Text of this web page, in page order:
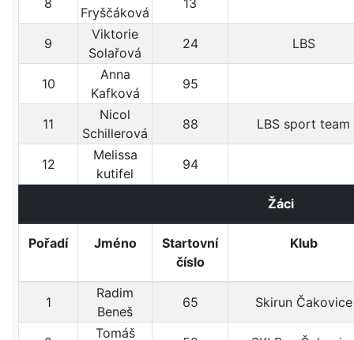
8
Fryščáková
13
9
Viktorie
Solařová
24 LBS
10
Anna
Kafková
95
11
Nicol
Schillerová
88 LBS sport team
12
Melissa
kutifel
94
Žáci
Pořadí Jméno
Startovní
číslo
Klub
1
Radim
Beneš
65 Skirun Čakovice
Tomáš